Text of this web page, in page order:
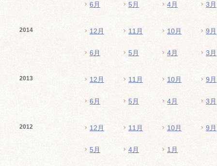
6月 5月 4月 3月
2014 12月 11月 10月 9月
6月 5月 4月 3月
2013 12月 11月 10月 9月
6月 5月 4月 3月
2012 12月 11月 10月 9月
5月 4月 1月